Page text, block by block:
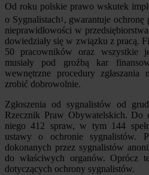
Od roku polskie prawo wskutek
o Sygnalistach1 , gwarantuje ochronę
nieprawidłowości w
dowiedziały się w związku z pracą.
50 pracowników oraz wszystkie
musiały pod groźbą kar
wewnętrzne procedury zgłaszania
zrobić dobrowolnie.
Zgłoszenia od sygnalistów od
Rzecznik Praw Obywatelskich. Do
niego 412 spraw, w tym 144
ustawy o ochronie sygnalistów.
dokonanych przez sygnalistów
do właściwych organów. Oprócz
dotyczących ochrony sygnalistów.